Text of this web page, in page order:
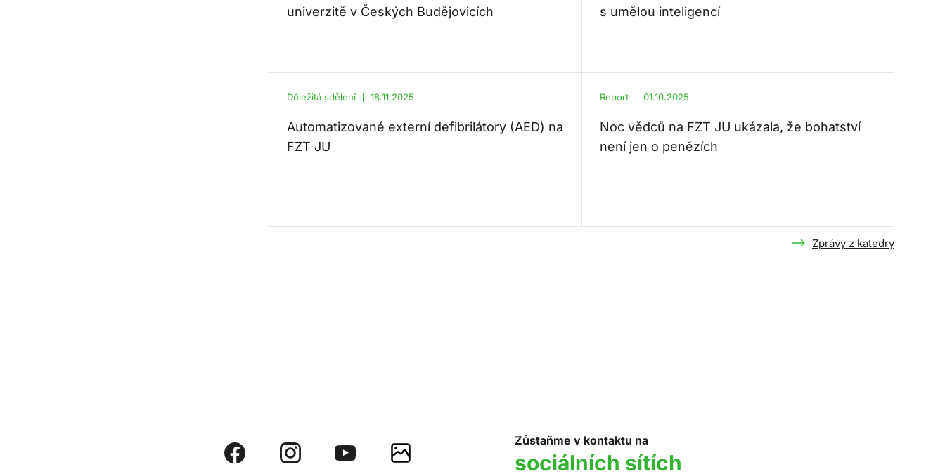
univerzitě v Českých Budějovicích
s umělou inteligencí
Důležitá sdělení 18.11.2025
Automatizované externí defibrilátory (AED) na
FZT JU
Report 01.10.2025
Noc vědců na FZT JU ukázala, že bohatství
není jen o penězích
Zprávy z katedry
Zůstaňme v kontaktu na
sociálních sítích